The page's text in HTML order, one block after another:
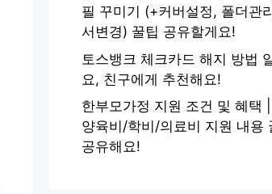
필 꾸미기 (+커버설정, 폴더관
서변경) 꿀팁 공유할게요!
토스뱅크 체크카드 해지 방법
요, 친구에게 추천해요!
한부모가정 지원 조건 및 혜택
양육비/학비/의료비 지원 내용
공유해요!